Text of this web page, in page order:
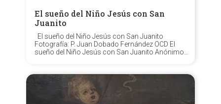
El sueño del Niño Jesús con San
Juanito
El sueño del Niño Jesús con San Juanito
Fotografía: P. Juan Dobado Fernández OCD El
sueño del Niño Jesús con San Juanito Anónimo,
Carmelitas Descalzos, Sevilla. ...